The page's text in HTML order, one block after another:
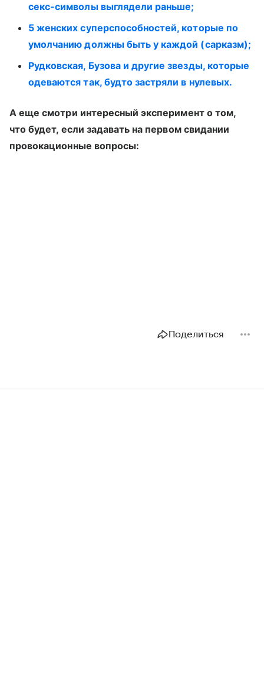
секс-символы выглядели раньше;
5 женских суперспособностей, которые по
умолчанию должны быть у каждой (сарказм);
Рудковская, Бузова и другие звезды, которые
одеваются так, будто застряли в нулевых.
А еще смотри интересный эксперимент о том,
что будет, если задавать на первом свидании
провокационные вопросы:
Поделиться